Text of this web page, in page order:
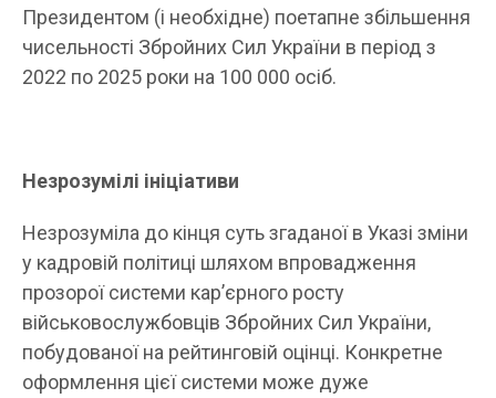
Президентом (і необхідне) поетапне збільшення
чисельності Збройних Сил України в період з
2022 по 2025 роки на 100 000 осіб.
Незрозумілі ініціативи
Незрозуміла до кінця суть згаданої в Указі зміни
у кадровій політиці шляхом впровадження
прозорої системи кар’єрного росту
військовослужбовців Збройних Сил України,
побудованої на рейтинговій оцінці. Конкретне
оформлення цієї системи може дуже